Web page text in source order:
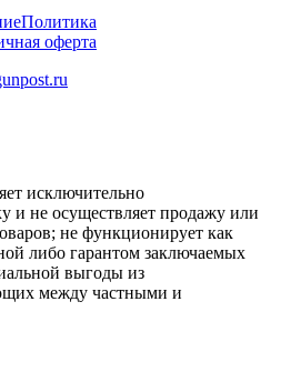
Политика
оферта
исключительно
не осуществляет продажу или
не функционирует как
либо гарантом заключаемых
выгоды из
между частными и